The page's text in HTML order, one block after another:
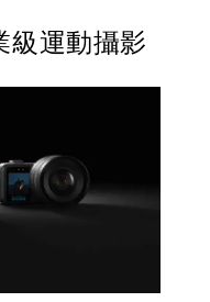
級運動攝影